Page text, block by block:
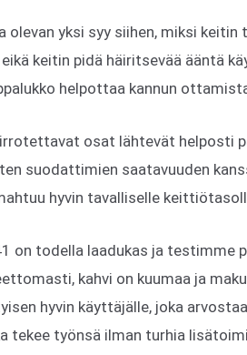
yksi syy siihen, miksi
keitin pidä häiritsevää ääntä
helpottaa kannun
osat lähtevät helposti
suodattimien saatavuuden
hyvin tavalliselle
on todella laadukas ja testimme
kahvi on kuumaa ja
hyvin käyttäjälle, joka
tekee työnsä ilman turhia